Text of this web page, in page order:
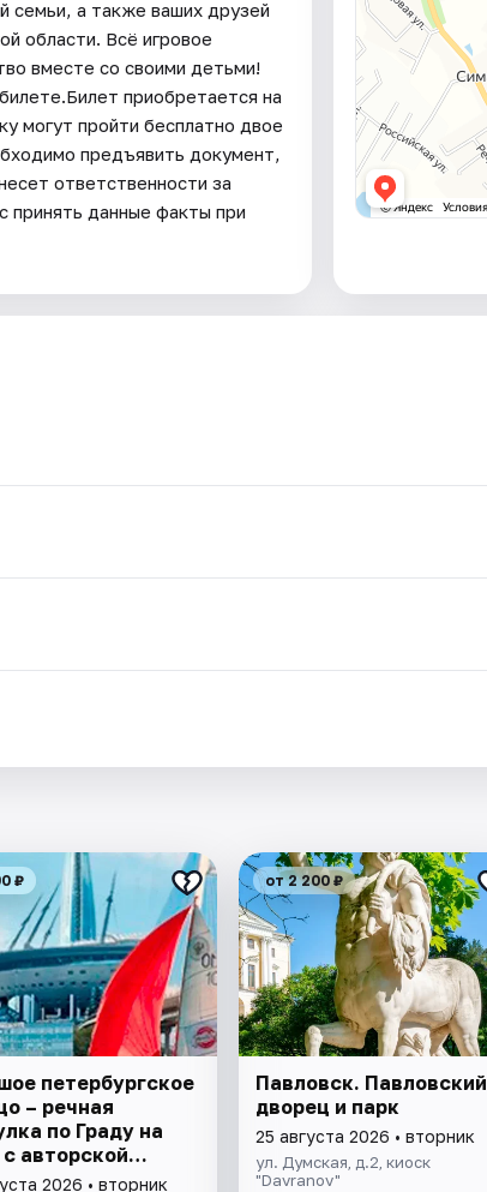
семьи, а также ваших друзей
области. Всё игровое
вместе со своими детьми!
приобретается на
могут пройти бесплатно двое
предъявить документ,
ответственности за
принять данные факты при
₽
петербургское
– речная
пo Граду на
авторской
и живой
2026 • вторник
от 2 200 ₽
Павловск. Павловский
дворец и парк
25 августа 2026 • вторник
ул. Думская, д.2, киоск
"Davranov"